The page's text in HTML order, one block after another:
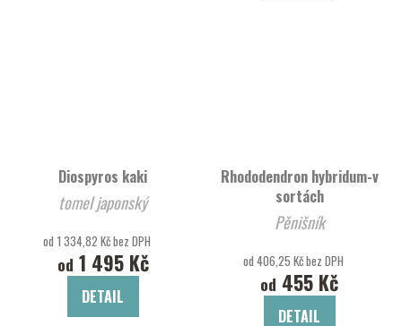
Diospyros kaki
tomel japonský
od 1 334,82 Kč bez DPH
od 1 495 Kč
DETAIL
Rhododendron hybridum-v
sortách
Pěnišník
od 406,25 Kč bez DPH
od 455 Kč
DETAIL